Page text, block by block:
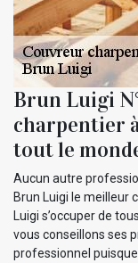
Brun Luigi
charpentier
tout le
Aucun autre
Brun Luigi le meilleur
Luigi s’occuper de
vous conseillons ses
professionnel